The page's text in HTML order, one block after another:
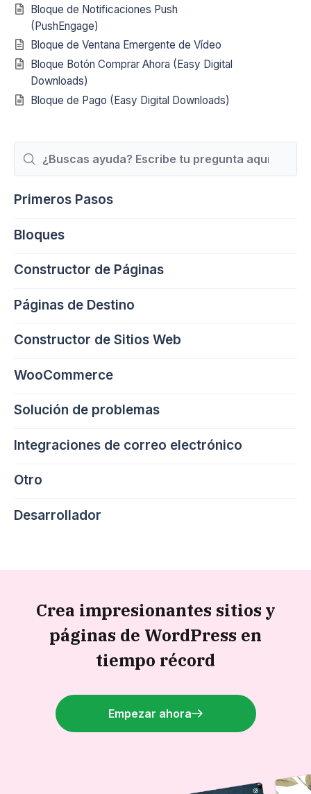
Bloque de Notificaciones Push
(PushEngage)
Bloque de Ventana Emergente de Vídeo
Bloque Botón Comprar Ahora (Easy Digital
Downloads)
Bloque de Pago (Easy Digital Downloads)
Primeros Pasos
Bloques
Constructor de Páginas
Páginas de Destino
Constructor de Sitios Web
WooCommerce
Solución de problemas
Integraciones de correo electrónico
Otro
Desarrollador
Crea impresionantes sitios y
páginas de WordPress en
tiempo récord
Empezar ahora